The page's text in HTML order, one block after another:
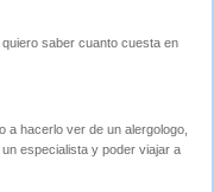
saber cuanto cuesta en
a hacerlo ver de un alergologo,
especialista y poder viajar a